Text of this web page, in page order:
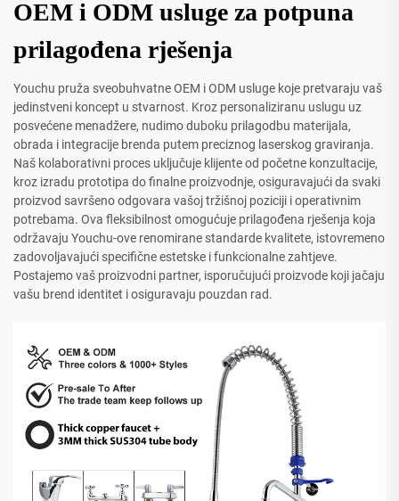
OEM i ODM usluge za potpuna
prilagođena rješenja
Youchu pruža sveobuhvatne OEM i ODM usluge koje pretvaraju vaš
jedinstveni koncept u stvarnost. Kroz personaliziranu uslugu uz
posvećene menadžere, nudimo duboku prilagodbu materijala,
obrada i integracije brenda putem preciznog laserskog graviranja.
Naš kolaborativni proces uključuje klijente od početne konzultacije,
kroz izradu prototipa do finalne proizvodnje, osiguravajući da svaki
proizvod savršeno odgovara vašoj tržišnoj poziciji i operativnim
potrebama. Ova fleksibilnost omogućuje prilagođena rješenja koja
održavaju Youchu-ove renomirane standarde kvalitete, istovremeno
zadovoljavajući specifične estetske i funkcionalne zahtjeve.
Postajemo vaš proizvodni partner, isporučujući proizvode koji jačaju
vašu brend identitet i osiguravaju pouzdan rad.